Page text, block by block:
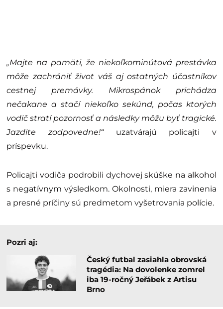
„Majte na pamäti, že niekoľkominútová prestávka
môže zachrániť život váš aj ostatných účastníkov
cestnej premávky. Mikrospánok prichádza
nečakane a stačí niekoľko sekúnd, počas ktorých
vodič stratí pozornosť a následky môžu byť tragické.
Jazdite zodpovedne!“uzatvárajú policajti v
príspevku.
Policajti vodiča podrobili dychovej skúške na alkohol
s negatívnym výsledkom. Okolnosti, miera zavinenia
a presné príčiny sú predmetom vyšetrovania polície.
Pozri aj:
Český futbal zasiahla obrovská
tragédia: Na dovolenke zomrel
iba 19-ročný Jeřábek z Artisu
Brno